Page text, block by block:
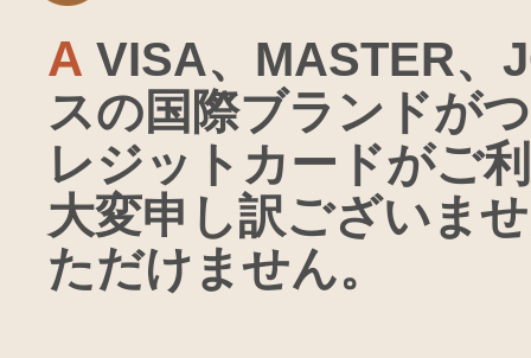
A VISA、MASTER、
スの国際ブランドが
レジットカードがご
大変申し訳ございま
ただけません。